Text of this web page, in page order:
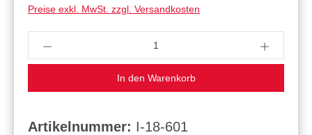
Preise exkl. MwSt. zzgl. Versandkosten
Produkt Anzahl: Gib den gewünschten Wert
In den Warenkorb
Artikelnummer: I-18-601